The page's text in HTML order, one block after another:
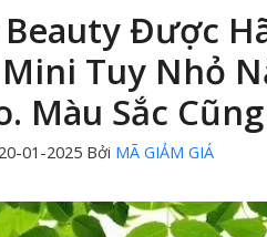
Được
Mini Tuy Nhỏ
Màu Sắc
01-2025 Bởi MÃ GIẢM GIÁ